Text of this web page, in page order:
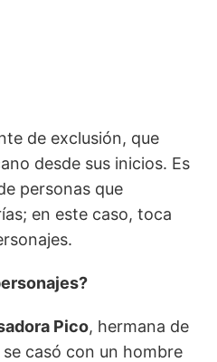
de exclusión, que
desde sus inicios. Es
personas que
en este caso, toca
Pico, hermana de
casó con un hombre